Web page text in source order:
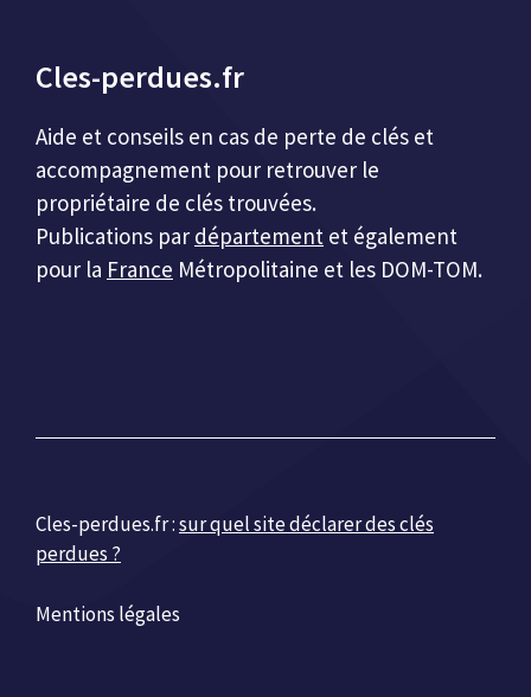
Cles-perdues.fr
Aide et conseils en cas de perte de clés et
accompagnement pour retrouver le
propriétaire de clés trouvées.
Publications par département et également
pour la France Métropolitaine et les DOM-TOM.
Cles-perdues.fr :sur quel site déclarer des clés
perdues ?
Mentions légales